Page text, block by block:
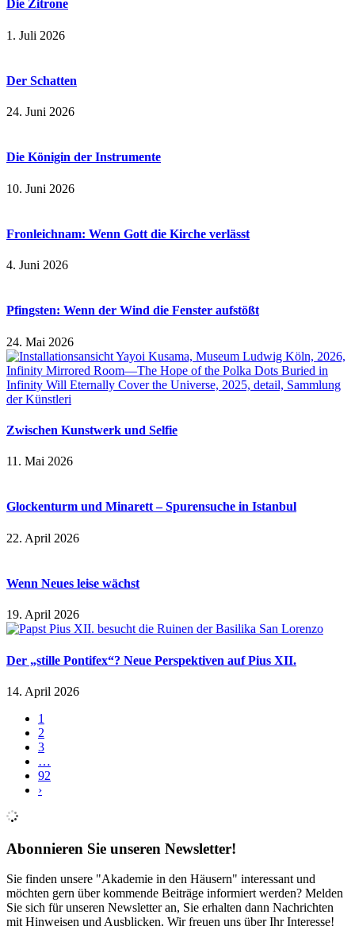
Die Zitrone
1. Juli 2026
Der Schatten
24. Juni 2026
Die Königin der Instrumente
10. Juni 2026
Fronleichnam: Wenn Gott die Kirche verlässt
4. Juni 2026
Pfingsten: Wenn der Wind die Fenster aufstößt
24. Mai 2026
Zwischen Kunstwerk und Selfie
11. Mai 2026
Glockenturm und Minarett – Spurensuche in Istanbul
22. April 2026
Wenn Neues leise wächst
19. April 2026
Der „stille Pontifex“? Neue Perspektiven auf Pius XII.
14. April 2026
1
2
3
…
92
›
Abonnieren Sie unseren Newsletter!
Sie finden unsere "Akademie in den Häusern" interessant und
möchten gern über kommende Beiträge informiert werden? Melden
Sie sich für unseren Newsletter an, Sie erhalten dann Nachrichten
mit Hinweisen und Ausblicken. Wir freuen uns über Ihr Interesse!